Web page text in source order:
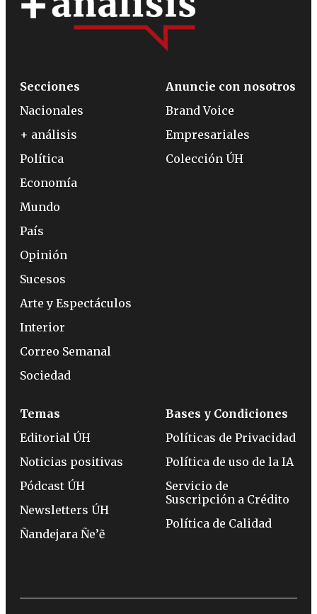
Secciones
Nacionales
+ análisis
Política
Economía
Mundo
País
Opinión
Sucesos
Arte y Espectáculos
Interior
Correo Semanal
Sociedad
Anuncie con nosotros
Brand Voice
Empresariales
Colección ÚH
Temas
Editorial ÚH
Noticias positivas
Pódcast ÚH
Newsletters ÚH
Ñandejara Ñe’ẽ
Bases y Condiciones
Políticas de Privacidad
Política de uso de la IA
Servicio de
Suscripción a Crédito
Política de Calidad